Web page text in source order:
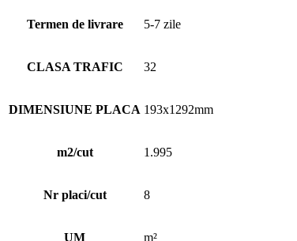
Termen de livrare 5-7 zile
CLASA TRAFIC 32
DIMENSIUNE PLACA 193x1292mm
m2/cut 1.995
Nr placi/cut 8
UM m²